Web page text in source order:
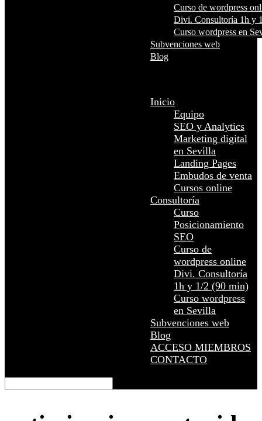
Curso de wordpress
Divi. Consultoría 1h y
Curso wordpress en
Subvenciones web
Blog
Inicio
Equipo
SEO y Analytics
Marketing digital
en Sevilla
Landing Pages
Embudos de venta
Cursos online
Consultoría
Curso
Posicionamiento
SEO
Curso de
wordpress online
Divi. Consultoría
1h y 1/2 (90 min)
Curso wordpress
en Sevilla
Subvenciones web
Blog
ACCESO MIEMBROS
CONTACTO